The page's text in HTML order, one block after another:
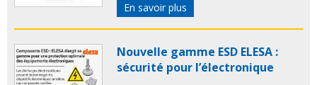
En savoir plus
Nouvelle gamme ESD ELESA :
sécurité pour l’électronique